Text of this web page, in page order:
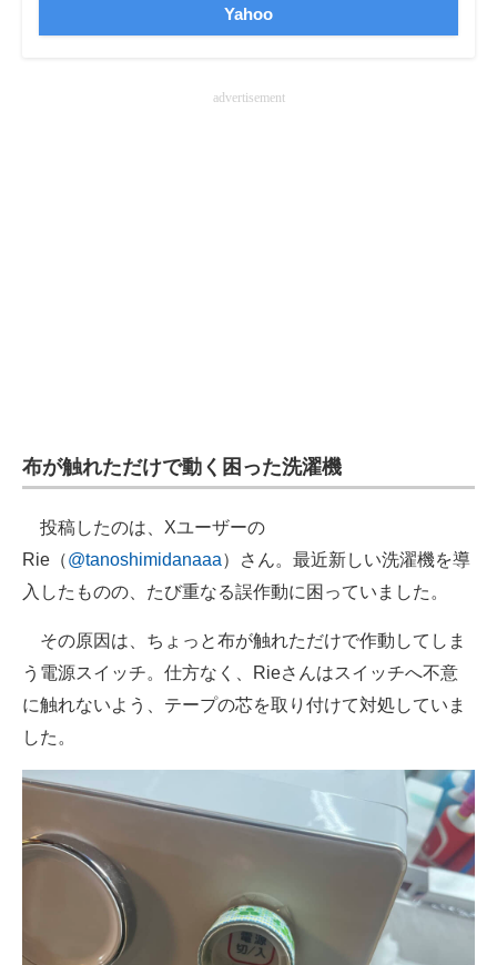
Yahoo
advertisement
布が触れただけで動く困った洗濯機
投稿したのは、Xユーザーの
Rie（@tanoshimidanaaa）さん。最近新しい洗濯機を導
入したものの、たび重なる誤作動に困っていました。
その原因は、ちょっと布が触れただけで作動してしま
う電源スイッチ。仕方なく、Rieさんはスイッチへ不意
に触れないよう、テープの芯を取り付けて対処していま
した。